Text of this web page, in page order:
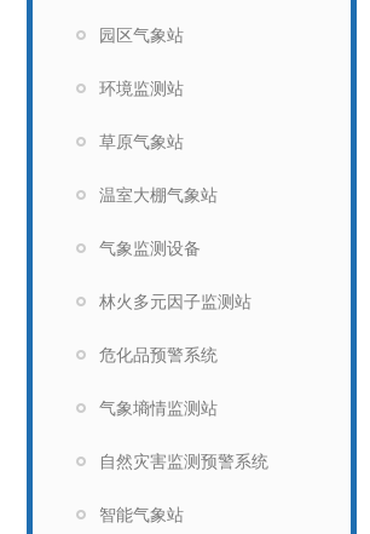
园区气象站
环境监测站
草原气象站
温室大棚气象站
气象监测设备
林火多元因子监测站
危化品预警系统
气象墒情监测站
自然灾害监测预警系统
智能气象站